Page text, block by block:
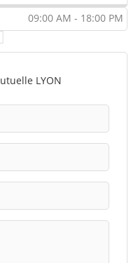
09:00 AM - 18:00 PM
LYON